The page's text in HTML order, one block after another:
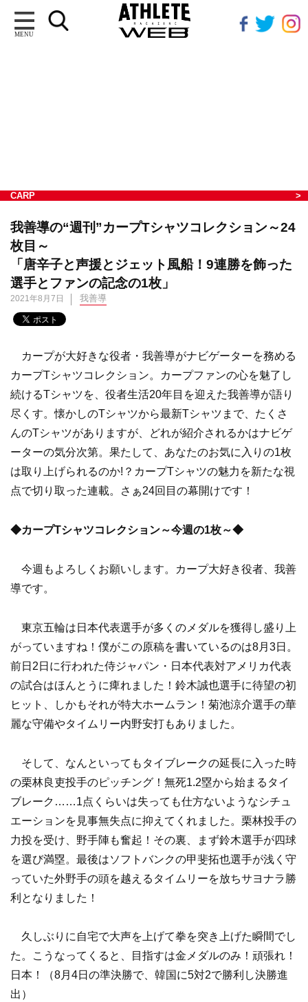
MENU
CARP
我善導の“週刊”カープTシャツコレクション～24
枚目～
「唐辛子と声援とジェット風船！9連勝を飾った
選手とファンの記念の1枚」
2021年8月7日 我善導
カープが大好きな役者・我善導がナビゲーターを務める
カープTシャツコレクション。カープファンの心を魅了し
続けるTシャツを、役者生活20年目を迎えた我善導が語り
尽くす。懐かしのTシャツから最新Tシャツまで、たくさ
んのTシャツがありますが、どれが紹介されるかはナビゲ
ーターの気分次第。果たして、あなたのお気に入りの1枚
は取り上げられるのか!？カープTシャツの魅力を新たな視
点で切り取った連載。さぁ24回目の幕開けです！
◆カープTシャツコレクション～今週の1枚～◆
今週もよろしくお願いします。カープ大好き役者、我善
導です。
東京五輪は日本代表選手が多くのメダルを獲得し盛り上
がっていますね！僕がこの原稿を書いているのは8月3日。
前日2日に行われた侍ジャパン・日本代表対アメリカ代表
の試合はほんとうに痺れました！鈴木誠也選手に待望の初
ヒット、しかもそれが特大ホームラン！菊池涼介選手の華
麗な守備やタイムリー内野安打もありました。
そして、なんといってもタイブレークの延長に入った時
の栗林良吏投手のピッチング！無死1.2塁から始まるタイ
ブレーク……1点くらいは失っても仕方ないようなシチュ
エーションを見事無失点に抑えてくれました。栗林投手の
力投を受け、野手陣も奮起！その裏、まず鈴木選手が四球
を選び満塁。最後はソフトバンクの甲斐拓也選手が浅く守
っていた外野手の頭を越えるタイムリーを放ちサヨナラ勝
利となりました！
久しぶりに自宅で大声を上げて拳を突き上げた瞬間でし
た。こうなってくると、目指すは金メダルのみ！頑張れ！
日本！（8月4日の準決勝で、韓国に5対2で勝利し決勝進
出）